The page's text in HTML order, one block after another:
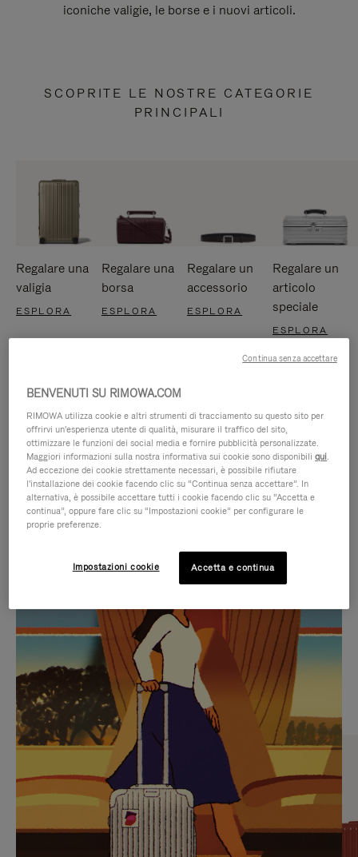
iconiche valigie, le borse e i nuovi articoli.
SCOPRITE LE NOSTRE CATEGORIE
PRINCIPALI
Regalare una
valigia
ESPLORA
Regalare una
borsa
ESPLORA
Regalare un
accessorio
ESPLORA
Regalare un
articolo
speciale
ESPLORA
NON
È
IN
PAUSA,
PREMERE
PER
METTERLO
PAUSA
È
SILENZIATO,
PREMI
PER
ATTIVARE
LAUDIO
SELEZIONI REGALO CURATE
Trova la compagna perfetta
per ogni viaggio
BENVENUTI SU RIMOWA.COM
RIMOWA utilizza cookie e altri strumenti di tracciamento su questo sito per
offrirvi un'esperienza utente di qualità, misurare il traffico del sito,
ottimizzare le funzioni dei social media e fornire pubblicità personalizzate.
Maggiori informazioni sulla nostra informativa sui cookie sono disponibiliqui.
Ad eccezione dei cookie strettamente necessari, è possibile rifiutare
l'installazione dei cookie facendo clic su “Continua senza accettare”. In
alternativa, è possibile accettare tutti i cookie facendo clic su “Accetta e
continua”, oppure fare clic su “Impostazioni cookie” per configurare le
proprie preferenze.
Impostazioni cookie Accetta e continua
Continua senza accettare